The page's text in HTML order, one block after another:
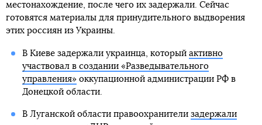
местонахождение, после чего их задержали. Сейчас
готовятся материалы для принудительного выдворения
этих россиян из Украины.
В Киеве задержали украинца, который активно
участвовал в создании «Разведывательного
управления»оккупационной администрации РФ в
Донецкой области.
В Луганской области правоохранители задержали